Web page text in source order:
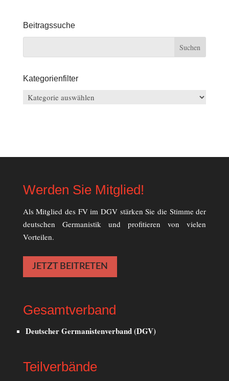
Beitragssuche
Kategorienfilter
Kategorienfilter
Werden Sie Mitglied!
Als Mitglied des FV im DGV stärken Sie die Stimme der
deutschen Germanistik und profitieren von vielen
Vorteilen.
JETZT BEITRETEN
Gesamtverband
Deutscher Germanistenverband (DGV)
Teilverbände